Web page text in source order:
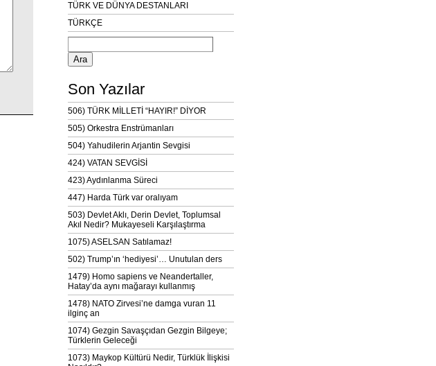
TÜRK VE DÜNYA DESTANLARI
TÜRKÇE
Arama:
Son Yazılar
506) TÜRK MİLLETİ “HAYIR!” DİYOR
505) Orkestra Enstrümanları
504) Yahudilerin Arjantin Sevgisi
424) VATAN SEVGİSİ
423) Aydınlanma Süreci
447) Harda Türk var oralıyam
503) Devlet Aklı, Derin Devlet, Toplumsal
Akıl Nedir? Mukayeseli Karşılaştırma
1075) ASELSAN Satılamaz!
502) Trump’ın ‘hediyesi’… Unutulan ders
1479) Homo sapiens ve Neandertaller,
Hatay’da aynı mağarayı kullanmış
1478) NATO Zirvesi’ne damga vuran 11
ilginç an
1074) Gezgin Savaşçıdan Gezgin Bilgeye;
Türklerin Geleceği
1073) Maykop Kültürü Nedir, Türklük İlişkisi